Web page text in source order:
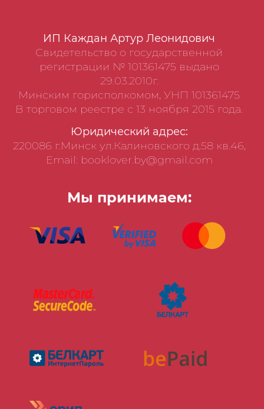
ИП Каждан Артур Леонидович
Свидетельство о государственной
регистрации № 101361475 выдано
29.03.2010г.
Минским горисполкомом, УНП 101361475
В торговом реестре с 13 ноября 2015 года.
Юридический адрес:
220086 г.Минск ул.Калиновского д.58 кв.46,
Email: booklover.by@gmail.com
Мы принимаем: